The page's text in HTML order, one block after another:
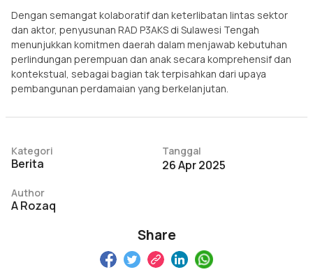
Dengan semangat kolaboratif dan keterlibatan lintas sektor
dan aktor, penyusunan RAD P3AKS di Sulawesi Tengah
menunjukkan komitmen daerah dalam menjawab kebutuhan
perlindungan perempuan dan anak secara komprehensif dan
kontekstual, sebagai bagian tak terpisahkan dari upaya
pembangunan perdamaian yang berkelanjutan.
Kategori
Berita
Tanggal
26 Apr 2025
Author
A Rozaq
Share